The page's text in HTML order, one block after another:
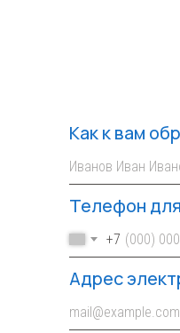
Как к вам
Телефон
+7
Адрес